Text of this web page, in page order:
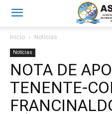
Início Notícias
Notícias
NOTA DE
TENENTE-